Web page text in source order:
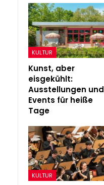
KULTUR
Kunst, aber
eisgekühlt:
Ausstellungen und
Events für heiße
Tage
KULTUR